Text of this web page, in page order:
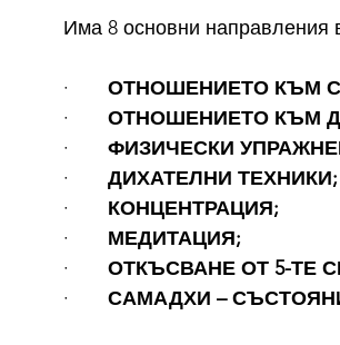
Има 8 основни направления
· ОТНОШЕНИЕТО КЪМ
· ОТНОШЕНИЕТО КЪМ
· ФИЗИЧЕСКИ
· ДИХАТЕЛНИ ТЕХНИКИ;
· КОНЦЕНТРАЦИЯ;
· МЕДИТАЦИЯ;
· ОТКЪСВАНЕ ОТ 5-ТЕ
· САМАДХИ –